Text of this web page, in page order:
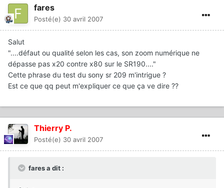
fares
Posté(e) 30 avril 2007
Salut
"....défaut ou qualité selon les cas, son zoom numérique ne
dépasse pas x20 contre x80 sur le SR190...."
Cette phrase du test du sony sr 209 m'intrigue ?
Est ce que qq peut m'expliquer ce que ça ve dire ??
Thierry P.
Posté(e) 30 avril 2007
fares a dit :